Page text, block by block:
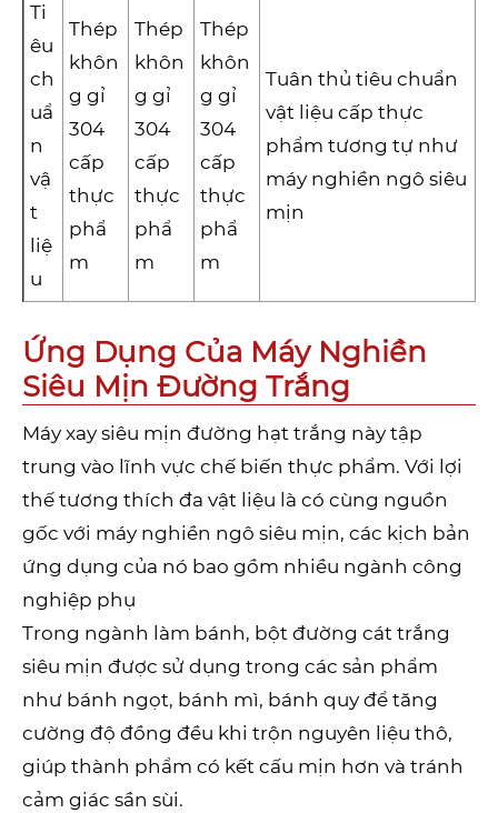
Ti
êu
ch
uẩ
n
vậ
t
liệ
u
Thép
khôn
g gỉ
304
cấp
thực
phẩ
m
Thép
khôn
g gỉ
304
cấp
thực
phẩ
m
Thép
khôn
g gỉ
304
cấp
thực
phẩ
m
Tuân thủ tiêu chuẩn
vật liệu cấp thực
phẩm tương tự như
máy nghiền ngô siêu
mịn
Ứng Dụng Của Máy Nghiền
Siêu Mịn Đường Trắng
Máy xay siêu mịn đường hạt trắng này tập
trung vào lĩnh vực chế biến thực phẩm. Với lợi
thế tương thích đa vật liệu là có cùng nguồn
gốc với máy nghiền ngô siêu mịn, các kịch bản
ứng dụng của nó bao gồm nhiều ngành công
nghiệp phụ
Trong ngành làm bánh, bột đường cát trắng
siêu mịn được sử dụng trong các sản phẩm
như bánh ngọt, bánh mì, bánh quy để tăng
cường độ đồng đều khi trộn nguyên liệu thô,
giúp thành phẩm có kết cấu mịn hơn và tránh
cảm giác sần sùi.